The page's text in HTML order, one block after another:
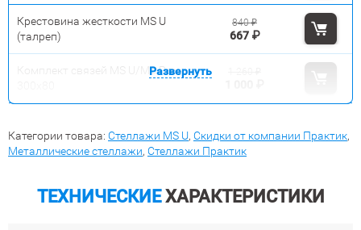
Крестовина жесткости MS U
(талреп)
667 ₽
840₽
Комплект связей MS U/MS ProРазвернуть
Категории товара: Стеллажи MS U, Скидки от компании Практик,
Металлические стеллажи, Стеллажи Практик
ТЕХНИЧЕСКИЕХАРАКТЕРИСТИКИ